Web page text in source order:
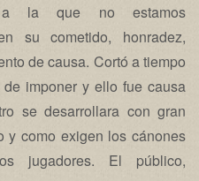
a la que no estamos
su cometido, honradez,
de causa. Cortó a tiempo
imponer y ello fue causa
se desarrollara con gran
y como exigen los cánones
jugadores. El público,